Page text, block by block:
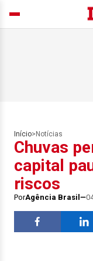
Início> Notícias
Chuvas
capital
riscos
PorAgência Brasil